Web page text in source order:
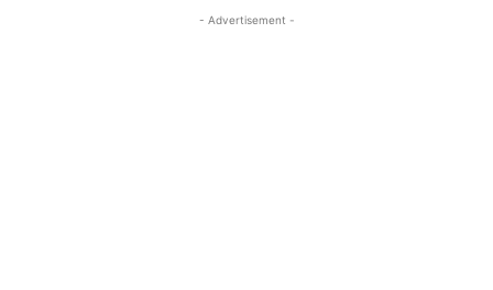
- Advertisement -